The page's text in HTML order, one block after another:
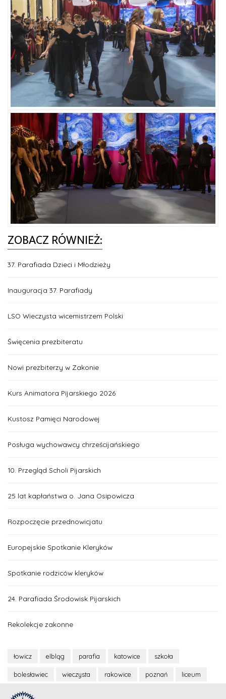
ZOBACZ RÓWNIEŻ:
37. Parafiada Dzieci i Młodzieży
Inauguracja 37. Parafiady
LSO Wieczysta wicemistrzem Polski
Święcenia prezbiteratu
Nowi prezbiterzy w Zakonie
Kurs Animatora Pijarskiego 2026
Kustosz Pamięci Narodowej
Posługa wychowawcy chrześcijańskiego
10. Przegląd Scholi Pijarskich
25 lat kapłaństwa o. Jana Osipowicza
Rozpoczęcie przednowicjatu
Europejskie Spotkanie Kleryków
Spotkanie rodziców kleryków
24. Parafiada Środowisk Pijarskich
Rekolekcje zakonne
łowicz elbląg parafia katowice szkoła
bolesławiec wieczysta rakowice poznań liceum